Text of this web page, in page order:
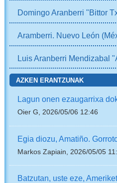
Domingo Aranberri "Bittor
Aramberri. Nuevo León
Luis Aranberri Mendizabal
AZKEN ERANTZUNAK
Lagun onen ezaugarrixa
Oier G, 2026/05/06 12:46
Egia diozu, Amatiño.
Markos Zapiain, 2026/05/05
Batzutan, uste eze,